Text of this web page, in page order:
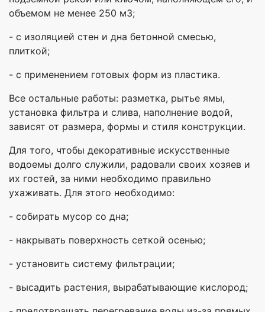
объемом не менее 250 м3;
- с изоляцией стен и дна бетонной смесью,
плиткой;
- с применением готовых форм из пластика.
Все остальные работы: разметка, рытье ямы,
установка фильтра и слива, наполнение водой,
зависят от размера, формы и стиля конструкции.
Для того, чтобы декоративные искусственные
водоемы долго служили, радовали своих хозяев и
их гостей, за ними необходимо правильно
ухаживать. Для этого необходимо:
- собирать мусор со дна;
- накрывать поверхность сеткой осенью;
- установить систему фильтрации;
- высадить растения, вырабатывающие кислород;